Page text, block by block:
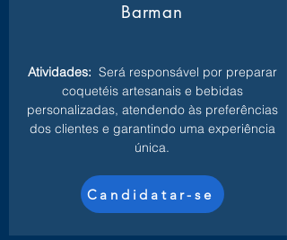
Barman
Atividades: Será responsável por preparar
coquetéis artesanais e bebidas
personalizadas, atendendo às preferências
dos clientes e garantindo uma experiência
única.
Candidatar-se